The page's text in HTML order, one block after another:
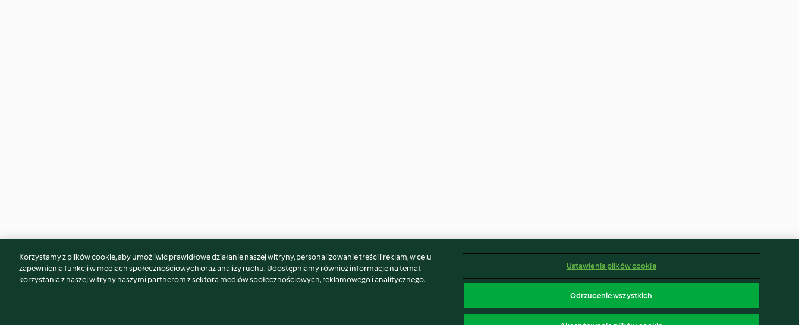
Może spodoba Ci się również...
Korzystamy z plików cookie, aby umożliwić prawidłowe działanie naszej witryny, personalizowanie treści i reklam, w celu
zapewnienia funkcji w mediach społecznościowych oraz analizy ruchu. Udostępniamy również informacje na temat
korzystania z naszej witryny naszymi partnerom z sektora mediów społecznościowych, reklamowego i analitycznego.
Ustawienia plików cookie
Odrzucenie wszystkich